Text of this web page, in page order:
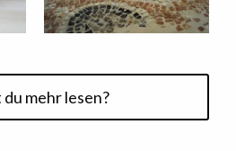
mehr lesen?